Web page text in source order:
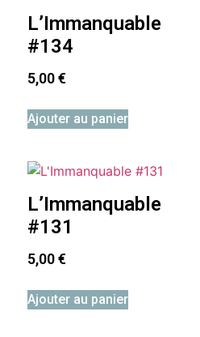
L’Immanquable
#134
5,00€
Ajouter au panier
L’Immanquable
#131
5,00€
Ajouter au panier